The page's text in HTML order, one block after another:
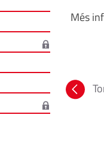
Més